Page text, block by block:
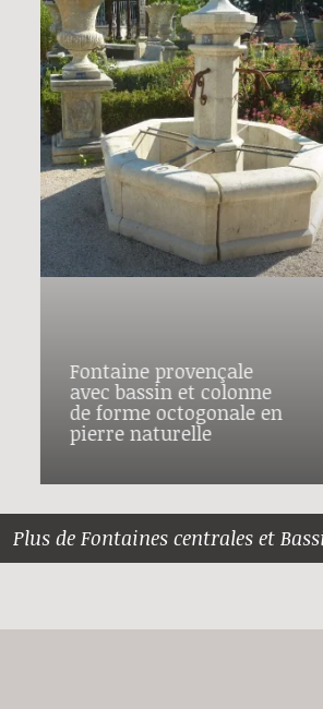
Fontaine provençale
avec bassin et colonne
de forme octogonale en
pierre naturelle
Plus de Fontaines centrales et